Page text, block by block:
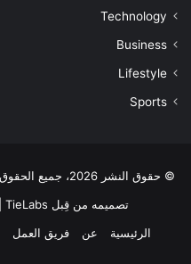
Technology
Business
Lifestyle
Sports
© حقوق النشر 2026، جميع الحقوق محفوظة |
تصميمه من قِبل TieLabs
الرئيسية
عن فريق العمل